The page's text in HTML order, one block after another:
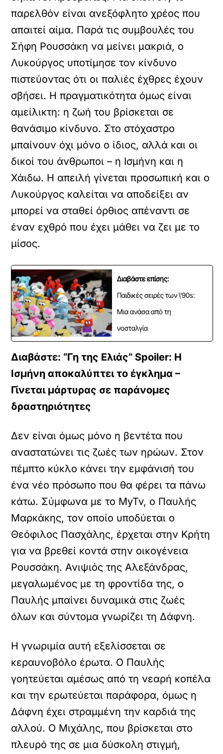
παρελθόν είναι ανεξόφλητο χρέος που
απαιτεί αίμα. Παρά τις συμβουλές του
Σήφη Ρουσσάκη να μείνει μακριά, ο
Λυκούργος υποτίμησε τον κίνδυνο
πιστεύοντας ότι οι παλιές έχθρες έχουν
σβήσει. Η πραγματικότητα όμως είναι
αμείλικτη: η ζωή του βρίσκεται σε
θανάσιμο κίνδυνο. Στο στόχαστρο
μπαίνουν όχι μόνο ο ίδιος, αλλά και οι
δικοί του άνθρωποι – η Ισμήνη και η
Χάιδω. Η απειλή γίνεται προσωπική και ο
Λυκούργος καλείται να αποδείξει αν
μπορεί να σταθεί όρθιος απέναντι σε
έναν εχθρό που έχει μάθει να ζει με το
μίσος.
Διαβάστε επίσης:
Παιδικές σειρές των \'90s:
Μια ανάσα από τη
νοσταλγία
Διαβάστε: “Γη της Ελιάς” Spoiler: Η
Ισμήνη αποκαλύπτει το έγκλημα –
Γίνεται μάρτυρας σε παράνομες
δραστηριότητες
Δεν είναι όμως μόνο η βεντέτα που
αναστατώνει τις ζωές των ηρώων. Στον
πέμπτο κύκλο κάνει την εμφάνισή του
ένα νέο πρόσωπο που θα φέρει τα πάνω
κάτω. Σύμφωνα με το MyTv, ο Παυλής
Μαρκάκης, τον οποίο υποδύεται ο
Θεόφιλος Πασχάλης, έρχεται στην Κρήτη
για να βρεθεί κοντά στην οικογένεια
Ρουσσάκη. Ανιψιός της Αλεξάνδρας,
μεγαλωμένος με τη φροντίδα της, ο
Παυλής μπαίνει δυναμικά στις ζωές
όλων και σύντομα γνωρίζει τη Δάφνη.
Η γνωριμία αυτή εξελίσσεται σε
κεραυνοβόλο έρωτα. Ο Παυλής
γοητεύεται αμέσως από τη νεαρή κοπέλα
και την ερωτεύεται παράφορα, όμως η
Δάφνη έχει στραμμένη την καρδιά της
αλλού. Ο Μιχάλης, που βρίσκεται στο
πλευρό της σε μια δύσκολη στιγμή,